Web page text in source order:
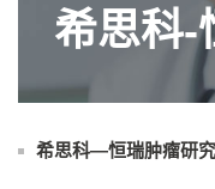
希思科-